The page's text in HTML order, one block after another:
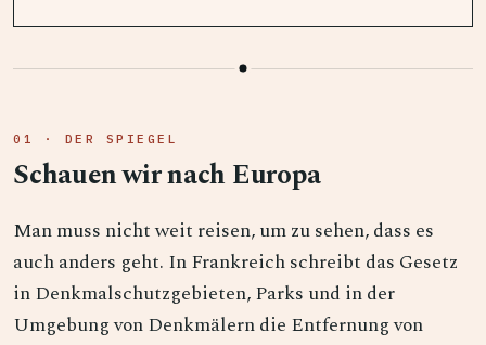
01 · DER SPIEGEL
Schauen wir nach Europa
Man muss nicht weit reisen, um zu sehen, dass es
auch anders geht. In Frankreich schreibt das Gesetz
in Denkmalschutzgebieten, Parks und in der
Umgebung von Denkmälern die Entfernung von